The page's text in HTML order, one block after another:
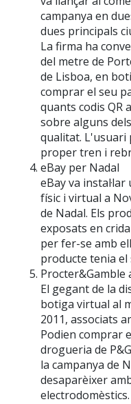
campanya en
dues principals
La firma ha
del metre de
de Lisboa, en
comprar el seu
quants codis QR
sobre alguns
qualitat. L'usuari
proper tren i
eBay per Nadal
eBay va
físic i virtual a
de Nadal. Els
exposats en
per fer-se amb
producte tenia el
Procter&Gamble
El gegant de la
botiga virtual al
2011, associats
Podien comprar
drogueria de
la campanya de
desaparèixer
electrodomèstics.